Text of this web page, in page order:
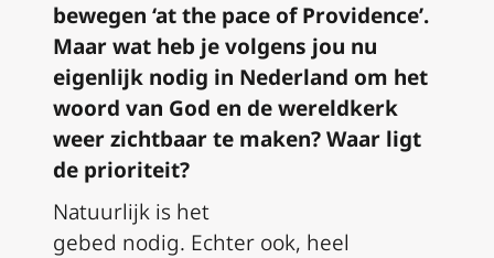
bewegen ‘atthe pace of Providence’.
Maar wat heb jevolgens jou nu
eigenlijk nodig in Nederland om het
woord van God en de wereldkerk
weer zichtbaar te maken? Waar ligt
de prioriteit?
Natuurlijk is het
gebed nodig. Echter ook, heel